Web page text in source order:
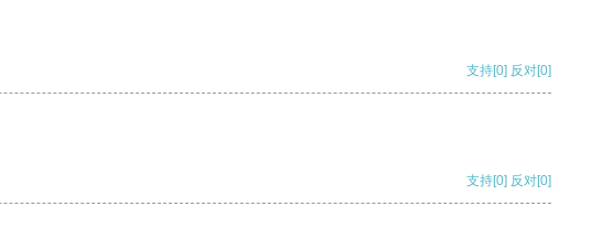
支持[0] 反对[0]
支持[0] 反对[0]